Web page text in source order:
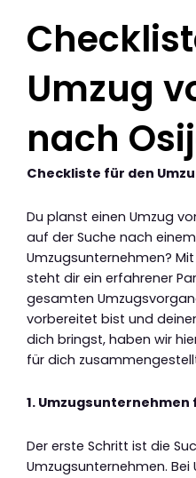
Umzug
nach
Checkliste für den
Du planst einen Umzug
auf der Suche nach
Umzugsunternehmen?
steht dir ein erfahrener
gesamten
vorbereitet bist und
dich bringst, haben wir
für dich
1. Umzugsunternehmen
Der erste Schritt ist die
Umzugsunternehmen. Bei